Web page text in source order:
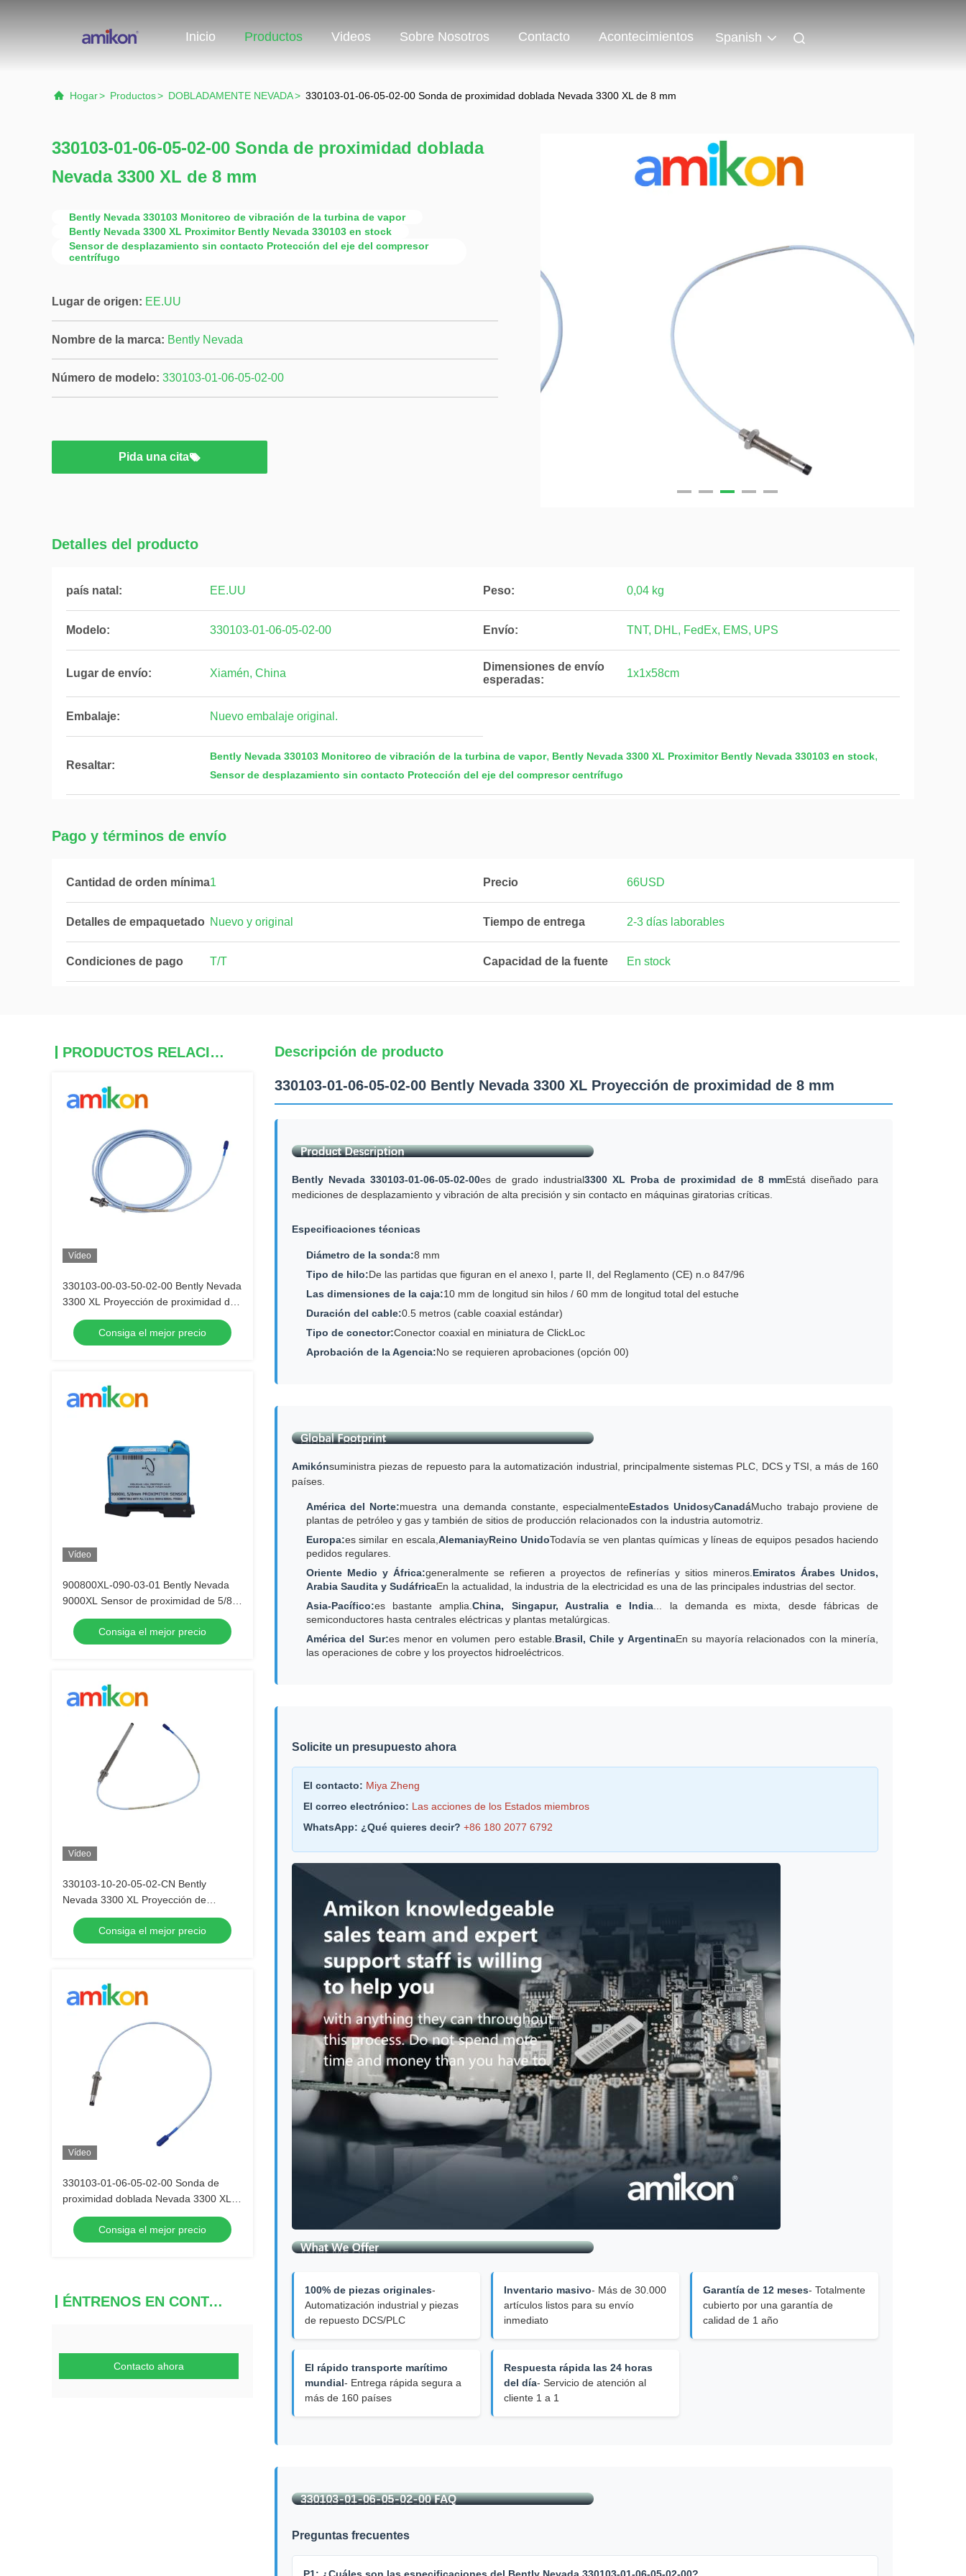
Inicio Productos Videos Sobre Nosotros Contacto Acontecimientos Spanish
Hogar> Productos> DOBLADAMENTE NEVADA> 330103-01-06-05-02-00 Sonda de proximidad doblada Nevada 3300 XL de 8 mm
330103-01-06-05-02-00 Sonda de proximidad doblada
Nevada 3300 XL de 8 mm
Bently Nevada 330103 Monitoreo de vibración de la turbina de vapor
Bently Nevada 3300 XL Proximitor Bently Nevada 330103 en stock
Sensor de desplazamiento sin contacto Protección del eje del compresor
centrífugo
Lugar de origen: EE.UU
Nombre de la marca: Bently Nevada
Número de modelo: 330103-01-06-05-02-00
Pida una cita
Detalles del producto
país natal: EE.UU Peso: 0,04 kg
Modelo: 330103-01-06-05-02-00 Envío: TNT, DHL, FedEx, EMS, UPS
Lugar de envío: Xiamén, China
Dimensiones de envío
esperadas:
1x1x58cm
Embalaje: Nuevo embalaje original.
Resaltar:
Bently Nevada 330103 Monitoreo de vibración de la turbina de vapor, Bently Nevada 3300 XL Proximitor Bently Nevada 330103 en stock,
Sensor de desplazamiento sin contacto Protección del eje del compresor centrífugo
Pago y términos de envío
Cantidad de orden mínima1 Precio 66USD
Detalles de empaquetado Nuevo y original Tiempo de entrega 2-3 días laborables
Condiciones de pago T/T Capacidad de la fuente En stock
PRODUCTOS RELACIONADOS
Vídeo
330103-00-03-50-02-00 Bently Nevada
3300 XL Proyección de proximidad de
8 mm
Consiga el mejor precio
Vídeo
900800XL-090-03-01 Bently Nevada
9000XL Sensor de proximidad de 5/8
Consiga el mejor precio
Vídeo
330103-10-20-05-02-CN Bently
Nevada 3300 XL Proyección de
proximidad de 8 mm
Consiga el mejor precio
Vídeo
330103-01-06-05-02-00 Sonda de
proximidad doblada Nevada 3300 XL
de 8 mm
Consiga el mejor precio
ÉNTRENOS EN CONTACTO CON
Contacto ahora
Descripción de producto
330103-01-06-05-02-00 Bently Nevada 3300 XL Proyección de proximidad de 8 mm
Bently Nevada 330103-01-06-05-02-00es de grado industrial3300 XL Proba de proximidad de 8 mmEstá diseñado para
mediciones de desplazamiento y vibración de alta precisión y sin contacto en máquinas giratorias críticas.
Especificaciones técnicas
Diámetro de la sonda:8 mm
Tipo de hilo:De las partidas que figuran en el anexo I, parte II, del Reglamento (CE) n.o 847/96
Las dimensiones de la caja:10 mm de longitud sin hilos / 60 mm de longitud total del estuche
Duración del cable:0.5 metros (cable coaxial estándar)
Tipo de conector:Conector coaxial en miniatura de ClickLoc
Aprobación de la Agencia:No se requieren aprobaciones (opción 00)
Amikónsuministra piezas de repuesto para la automatización industrial, principalmente sistemas PLC, DCS y TSI, a más de 160
países.
América del Norte:muestra una demanda constante, especialmenteEstados UnidosyCanadáMucho trabajo proviene de
plantas de petróleo y gas y también de sitios de producción relacionados con la industria automotriz.
Europa:es similar en escala, AlemaniayReino UnidoTodavía se ven plantas químicas y líneas de equipos pesados haciendo
pedidos regulares.
Oriente Medio y África:generalmente se refieren a proyectos de refinerías y sitios mineros. Emiratos Árabes Unidos,
Arabia Saudita y SudáfricaEn la actualidad, la industria de la electricidad es una de las principales industrias del sector.
Asia-Pacífico:es bastante amplia.China, Singapur, Australia e India ... la demanda es mixta, desde fábricas de
semiconductores hasta centrales eléctricas y plantas metalúrgicas.
América del Sur:es menor en volumen pero estable. Brasil, Chile y ArgentinaEn su mayoría relacionados con la minería,
las operaciones de cobre y los proyectos hidroeléctricos.
Solicite un presupuesto ahora
El contacto: Miya Zheng
El correo electrónico: Las acciones de los Estados miembros
WhatsApp: ¿Qué quieres decir? +86 180 2077 6792
100% de piezas originales-
Automatización industrial y piezas
de repuesto DCS/PLC
Inventario masivo- Más de 30.000
artículos listos para su envío
inmediato
Garantía de 12 meses- Totalmente
cubierto por una garantía de
calidad de 1 año
El rápido transporte marítimo
mundial- Entrega rápida segura a
más de 160 países
Respuesta rápida las 24 horas
del día- Servicio de atención al
cliente 1 a 1
Preguntas frecuentes